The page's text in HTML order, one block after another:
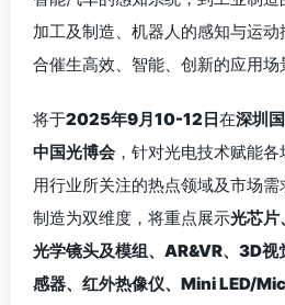
加工及制造、机器人的感知与运
合催生高效、智能、创新的应用场
将于2025年9月10-12日在深圳
中国光博会 ，针对光电技术赋能
用行业所关注的热点领域及市场
制造为双维度，将重点展示光芯片
光学镜头及模组、AR&VR、3D视
感器、红外热像仪、Mini LED/